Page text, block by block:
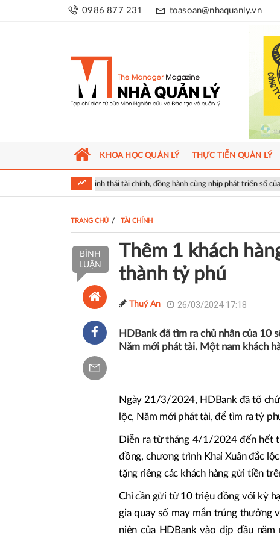
0986 877 231 toasoan@nhaquanly.vn
hệ sinh thái tài chính, đồng hành cùng nhịp phát triển số của Thủ đô
KHOA HỌC QUẢN LÝ THỰC TIỄN QUẢN LÝ
TRANG CHỦ TÀI CHÍNH
BÌNH
LUẬN
Thêm 1 khách
thành tỷ phú
Thuý An 26/03/2024 17:18
HDBank đã tìm ra chủ nhân của 10
Năm mới phát tài. Một nam khách
Ngày 21/3/2024, HDBank đã tổ
lộc, Năm mới phát tài, để tìm ra tỷ
Diễn ra từ tháng 4/1/2024 đến hết
đồng, chương trình Khai Xuân đắc
tặng riêng các khách hàng gửi tiền
Chỉ cần gửi từ 10 triệu đồng với kỳ
gia quay số may mắn trúng
niên của HDBank vào dịp đầu